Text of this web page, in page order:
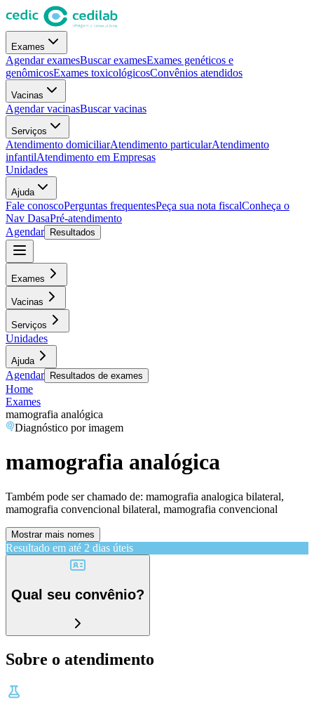
Exames
Agendar examesBuscar examesExames genéticos e
genômicosExames toxicológicosConvênios atendidos
Vacinas
Agendar vacinasBuscar vacinas
Serviços
Atendimento domiciliarAtendimento particularAtendimento
infantilAtendimento em Empresas
Unidades
Ajuda
Fale conoscoPerguntas frequentesPeça sua nota fiscalConheça o
Nav DasaPré-atendimento
Agendar
Resultados
Exames
Vacinas
Serviços
Unidades
Ajuda
Agendar Resultados de exames
Home
Exames
mamografia analógica
Diagnóstico por imagem
mamografia analógica
Também pode ser chamado de: mamografia analogica bilateral,
mamografia convencional bilateral, mamografia convencional
Mostrar mais nomes
Resultado em até 2 dias úteis
Qual seu convênio?
Sobre o atendimento